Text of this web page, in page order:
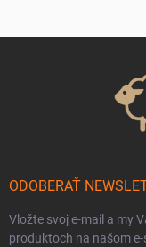
ODOBERAŤ
Vložte svoj e-mail a my
produktoch na našom e-